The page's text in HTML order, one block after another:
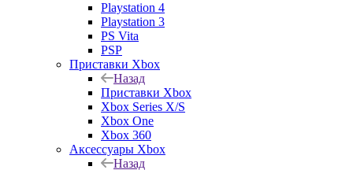
Playstation 4
Playstation 3
PS Vita
PSP
Приставки Xbox
Назад
Приставки Xbox
Xbox Series X/S
Xbox One
Xbox 360
Аксессуары Xbox
Назад